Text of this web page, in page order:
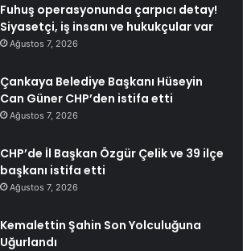
Fuhuş operasyonunda çarpıcı detay!
Siyasetçi, iş insanı ve hukukçular var
Ağustos 7, 2026
Çankaya Belediye Başkanı Hüseyin
Can Güner CHP’den istifa etti
Ağustos 7, 2026
CHP’de İl Başkan Özgür Çelik ve 39 ilçe
başkanı istifa etti
Ağustos 7, 2026
Kemalettin Şahin Son Yolculuğuna
Uğurlandı